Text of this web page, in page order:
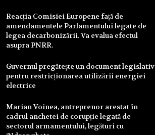
Reacția Comisiei Europene față de
amendamentele Parlamentului legate de
legea decarbonizării. Va evalua efectul
asupra PNRR.
Guvernul pregătește un document legislativ
pentru restricționarea utilizării energiei
electrice
Marian Voinea, antreprenor arestat în
cadrul anchetei de corupție legată de
sectorul armamentului, legături cu